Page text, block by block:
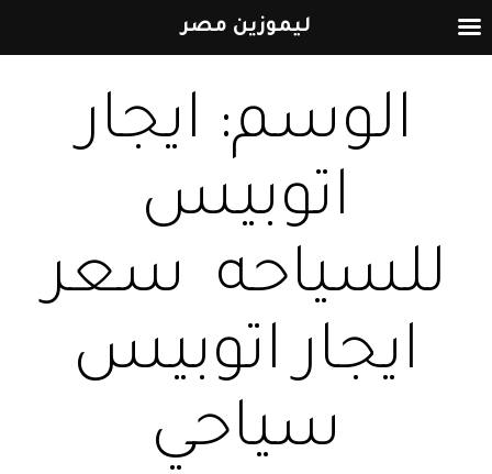
إلى
المحتوىالوسم: ايجار
اتوبيس
للسياحه سعر
ايجار اتوبيس
سياحي
ليموزين مصر